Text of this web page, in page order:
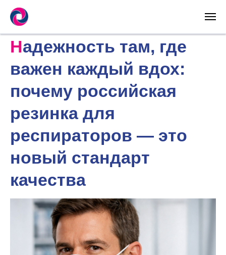
Надежность там, где
важен каждый вдох:
почему российская
резинка для
респираторов — это
новый стандарт
качества